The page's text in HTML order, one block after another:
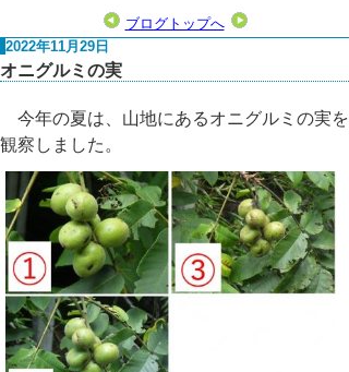
ブログトップへ
2022年11月29日
オニグルミの実
今年の夏は、山地にあるオニグルミの実を
観察しました。